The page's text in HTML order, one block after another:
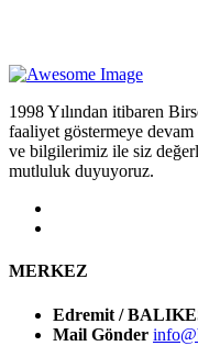
1998 Yılından itibaren
faaliyet göstermeye
ve bilgilerimiz ile siz
mutluluk duyuyoruz.
MERKEZ
Edremit /
Mail Gönder